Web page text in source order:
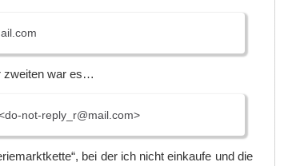
zweiten war es…
not-reply_r@mail.com>
bei der ich nicht einkaufe und die